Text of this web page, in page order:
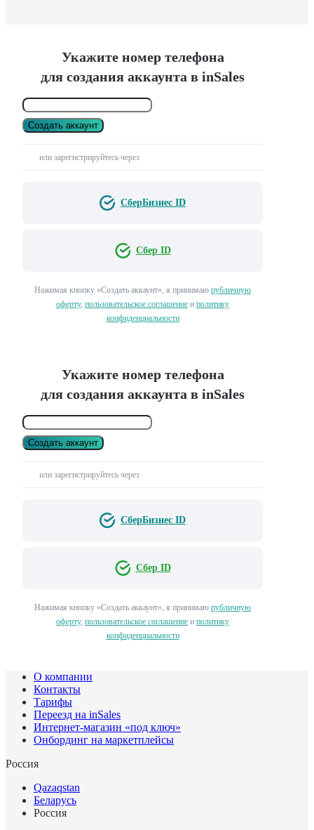
Укажите номер телефона
для создания аккаунта в inSales
Создать аккаунт
или зарегистрируйтесь через
СберБизнес ID
Сбер ID
Нажимая кнопку «Создать аккаунт», я принимаю публичную
оферту, пользовательское соглашение и политику
конфиденциальности
Укажите номер телефона
для создания аккаунта в inSales
Создать аккаунт
или зарегистрируйтесь через
СберБизнес ID
Сбер ID
Нажимая кнопку «Создать аккаунт», я принимаю публичную
оферту, пользовательское соглашение и политику
конфиденциальности
О компании
Контакты
Тарифы
Переезд на inSales
Интернет-магазин «под ключ»
Онбординг на маркетплейсы
Россия
Qazaqstan
Беларусь
Россия